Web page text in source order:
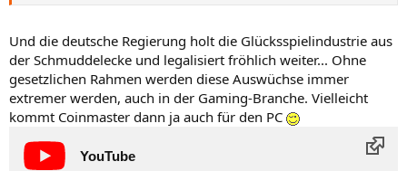
Und die deutsche Regierung holt die Glücksspielindustrie aus
der Schmuddelecke und legalisiert fröhlich weiter... Ohne
gesetzlichen Rahmen werden diese Auswüchse immer
extremer werden, auch in der Gaming-Branche. Vielleicht
kommt Coinmaster dann ja auch für den PC
YouTube